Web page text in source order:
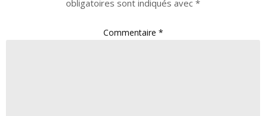
obligatoires sont indiqués avec *
Commentaire *